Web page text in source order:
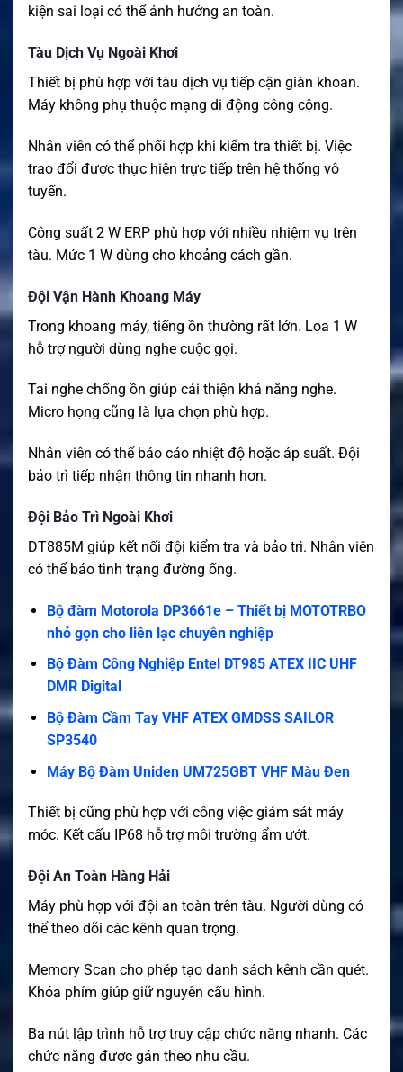
kiện sai loại có thể ảnh hưởng an toàn.
Tàu Dịch Vụ Ngoài Khơi
Thiết bị phù hợp với tàu dịch vụ tiếp cận giàn khoan.
Máy không phụ thuộc mạng di động công cộng.
Nhân viên có thể phối hợp khi kiểm tra thiết bị. Việc
trao đổi được thực hiện trực tiếp trên hệ thống vô
tuyến.
Công suất 2 W ERP phù hợp với nhiều nhiệm vụ trên
tàu. Mức 1 W dùng cho khoảng cách gần.
Đội Vận Hành Khoang Máy
Trong khoang máy, tiếng ồn thường rất lớn. Loa 1 W
hỗ trợ người dùng nghe cuộc gọi.
Tai nghe chống ồn giúp cải thiện khả năng nghe.
Micro họng cũng là lựa chọn phù hợp.
Nhân viên có thể báo cáo nhiệt độ hoặc áp suất. Đội
bảo trì tiếp nhận thông tin nhanh hơn.
Đội Bảo Trì Ngoài Khơi
DT885M giúp kết nối đội kiểm tra và bảo trì. Nhân viên
có thể báo tình trạng đường ống.
Bộ đàm Motorola DP3661e – Thiết bị MOTOTRBO
nhỏ gọn cho liên lạc chuyên nghiệp
Bộ Đàm Công Nghiệp Entel DT985 ATEX IIC UHF
DMR Digital
Bộ Đàm Cầm Tay VHF ATEX GMDSS SAILOR
SP3540
Máy Bộ Đàm Uniden UM725GBT VHF Màu Đen
Thiết bị cũng phù hợp với công việc giám sát máy
móc. Kết cấu IP68 hỗ trợ môi trường ẩm ướt.
Đội An Toàn Hàng Hải
Máy phù hợp với đội an toàn trên tàu. Người dùng có
thể theo dõi các kênh quan trọng.
Memory Scan cho phép tạo danh sách kênh cần quét.
Khóa phím giúp giữ nguyên cấu hình.
Ba nút lập trình hỗ trợ truy cập chức năng nhanh. Các
chức năng được gán theo nhu cầu.